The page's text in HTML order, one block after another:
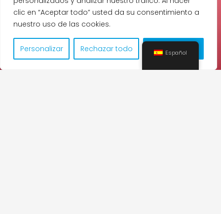
clic en “Aceptar todo” usted da su consentimiento a
nuestro uso de las cookies.
Personalizar Rechazar todo Aceptar todo
Español